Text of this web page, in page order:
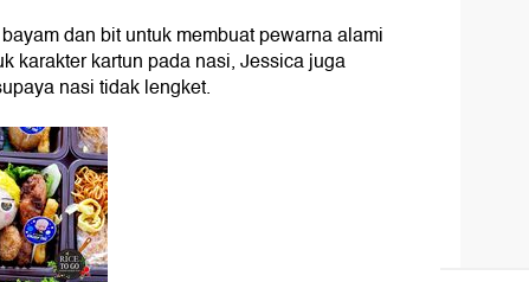
dan bit untuk membuat pewarna alami
karakter kartun pada nasi, Jessica juga
nasi tidak lengket.